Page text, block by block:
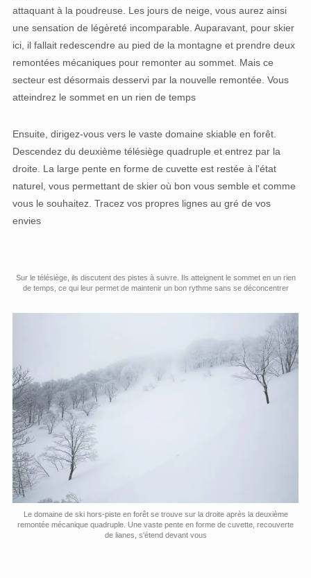
attaquant à la poudreuse. Les jours de neige, vous aurez ainsi
une sensation de légèreté incomparable. Auparavant, pour skier
ici, il fallait redescendre au pied de la montagne et prendre deux
remontées mécaniques pour remonter au sommet. Mais ce
secteur est désormais desservi par la nouvelle remontée. Vous
atteindrez le sommet en un rien de temps
Ensuite, dirigez-vous vers le vaste domaine skiable en forêt.
Descendez du deuxième télésiège quadruple et entrez par la
droite. La large pente en forme de cuvette est restée à l'état
naturel, vous permettant de skier où bon vous semble et comme
vous le souhaitez. Tracez vos propres lignes au gré de vos
envies
Sur le télésiège, ils discutent des pistes à suivre. Ils atteignent le sommet en un rien
de temps, ce qui leur permet de maintenir un bon rythme sans se déconcentrer
Le domaine de ski hors-piste en forêt se trouve sur la droite après la deuxième
remontée mécanique quadruple. Une vaste pente en forme de cuvette, recouverte
de lianes, s'étend devant vous